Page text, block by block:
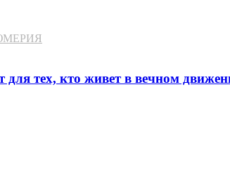
для тех, кто живет в вечном